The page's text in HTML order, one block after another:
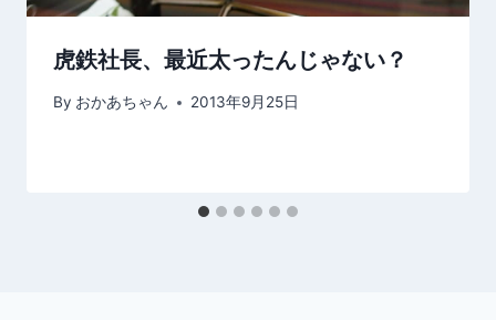
虎鉄社長、最近太ったんじゃない？
By おかあちゃん 2013年9月25日